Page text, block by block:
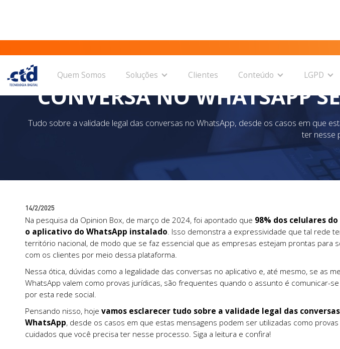
Quem Somos Soluções Clientes Conteúdo LGPD
CONVERSA NO WHATSAPP
Tudo sobre a validade legal das conversas no WhatsApp, desde os casos em que
ter nesse
14/2/2025
Na pesquisa da Opinion Box, de março de 2024, foi apontado que 98% dos celulares
o aplicativo do WhatsApp instalado. Isso demonstra a expressividade que tal rede
território nacional, de modo que se faz essencial que as empresas estejam prontas para
com os clientes por meio dessa plataforma.
Nessa ótica, dúvidas como a legalidade das conversas no aplicativo e, até mesmo, se as
WhatsApp valem como provas jurídicas, são frequentes quando o assunto é comunicar-
por esta rede social.
Pensando nisso, hoje vamos esclarecer tudo sobre a validade legal das
WhatsApp, desde os casos em que estas mensagens podem ser utilizadas como
cuidados que você precisa ter nesse processo. Siga a leitura e confira!